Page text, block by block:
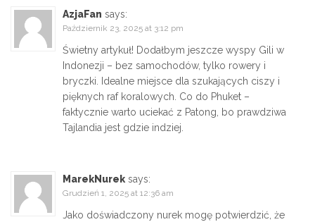
AzjaFan says:
Październik 23, 2025 at 3:12 pm
Świetny artykuł! Dodałbym jeszcze wyspy Gili w
Indonezji – bez samochodów, tylko rowery i
bryczki. Idealne miejsce dla szukających ciszy i
pięknych raf koralowych. Co do Phuket –
faktycznie warto uciekać z Patong, bo prawdziwa
Tajlandia jest gdzie indziej.
MarekNurek says:
Grudzień 1, 2025 at 12:36 am
Jako doświadczony nurek mogę potwierdzić, że